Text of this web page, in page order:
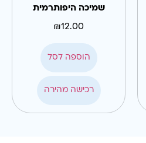
שמיכה היפותרמית
₪12.00
הוספה לסל
רכישה מהירה